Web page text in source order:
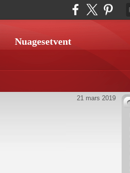
Nuagesetvent
21 mars 2019